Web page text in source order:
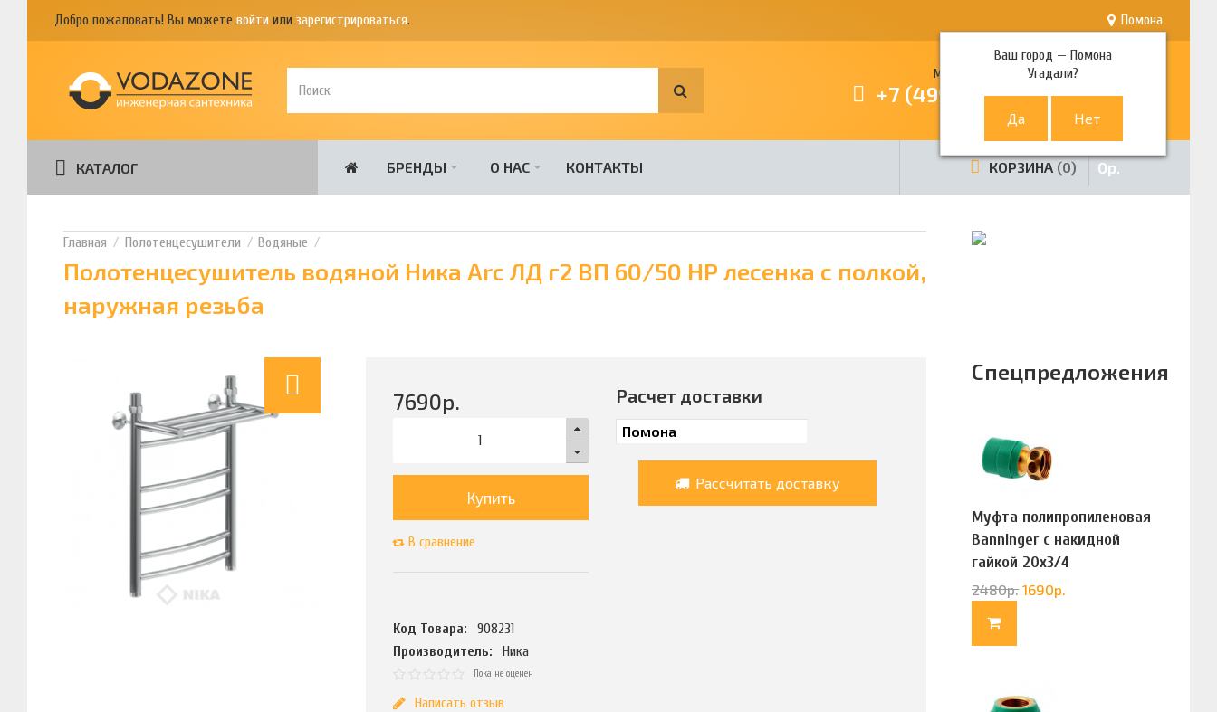
Добро пожаловать! Вы можете войти или зарегистрироваться. Помона
Ваш город —Помона
Угадали?
Многоканальный телефон
+7 (499) 380-80-80
КАТАЛОГ БРЕНДЫ О НАС КОНТАКТЫ КОРЗИНА 0 0р.
Полотенцесушители Водяные
Полотенцесушитель водяной Ника Arc ЛД г2 ВП 60/50 НР лесенка с полкой,
наружная резьба
7690р.
Купить
В сравнение
Код Товара:
908231
Производитель:
Ника
Пока не оценен
Написать отзыв
Расчет доставки
Рассчитать доставку
Спецпредложения
Муфта полипропиленовая
Banninger с накидной
гайкой 20х3/4
(G83322020)
2480р. 1690р.